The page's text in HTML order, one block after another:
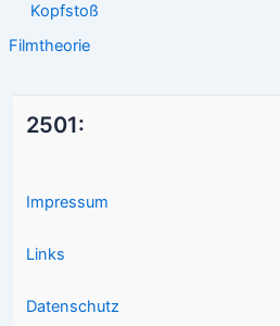
Kopfstoß
Filmtheorie
2501:
Impressum
Links
Datenschutz